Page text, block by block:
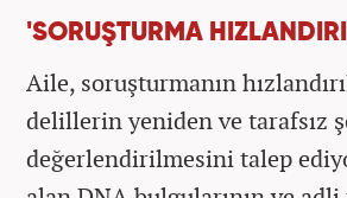
'SORUŞTURMA
Aile, soruşturmanın
delillerin yeniden ve tarafsız
değerlendirilmesini talep